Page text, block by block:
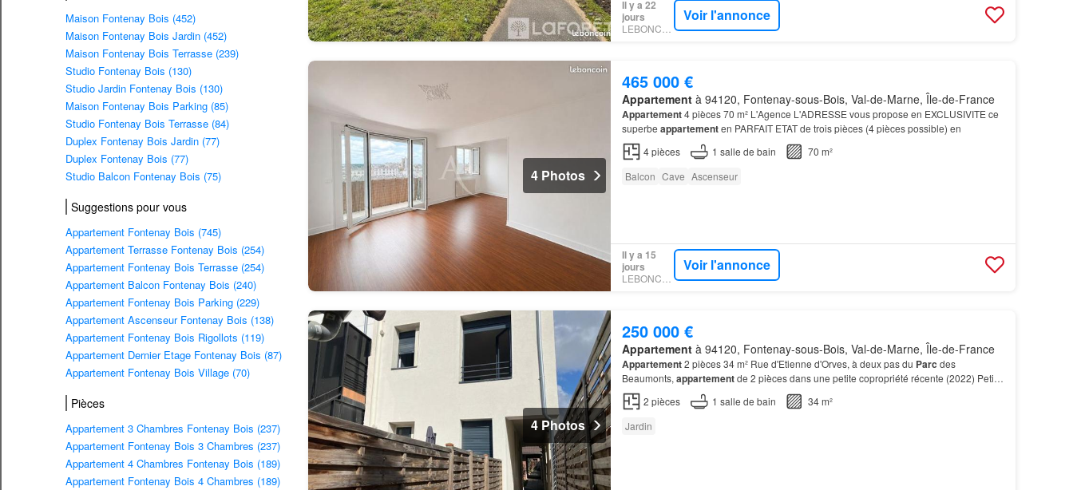
Maison Fontenay Bois (452)
Maison Fontenay Bois Jardin (452)
Maison Fontenay Bois Terrasse (239)
Studio Fontenay Bois (130)
Studio Jardin Fontenay Bois (130)
Maison Fontenay Bois Parking (85)
Studio Fontenay Bois Terrasse (84)
Duplex Fontenay Bois Jardin (77)
Duplex Fontenay Bois (77)
Studio Balcon Fontenay Bois (75)
Suggestions pour vous
Appartement Fontenay Bois (745)
Appartement Terrasse Fontenay Bois (254)
Appartement Fontenay Bois Terrasse (254)
Appartement Balcon Fontenay Bois (240)
Appartement Fontenay Bois Parking (229)
Appartement Ascenseur Fontenay Bois (138)
Appartement Fontenay Bois Rigollots (119)
Appartement Dernier Etage Fontenay Bois (87)
Appartement Fontenay Bois Village (70)
Pièces
Appartement 3 Chambres Fontenay Bois (237)
Appartement Fontenay Bois 3 Chambres (237)
Appartement 4 Chambres Fontenay Bois (189)
Appartement Fontenay Bois 4 Chambres (189)
Il y a 22
jours
LEBONCOIN
Voir l'annonce
4 Photos
465 000 €
Appartementà 94120, Fontenay-sous-Bois, Val-de-Marne, Île-de-France
Appartement4 pièces 70 m² L'Agence L'ADRESSE vous propose en EXCLUSIVITE ce
superbe appartementen PARFAIT ETAT de trois pièces (4 pièces possible) en
4pièces 1 salle de bain
70 m²
Balcon Cave Ascenseur
Il y a 15
jours
LEBONCOIN
Voir l'annonce
4 Photos
250 000 €
Appartementà 94120, Fontenay-sous-Bois, Val-de-Marne, Île-de-France
Appartement2 pièces 34 m² Rue d'Etienne d'Orves, à deux pas du Parc des
Beaumonts, appartementde 2 pièces dans une petite copropriété récente (2022) Petit
jardin de 20m2 en jouissance privative et petit local fermé à usage…
2 pièces 1 salle de bain
34 m²
Jardin